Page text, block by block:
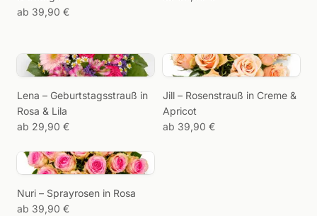
ab 39,90 €
Rosensträuße entdecken →
Lena – Geburtstagsstrauß in
Rosa & Lila
ab 29,90 €
Jill – Rosenstrauß in Creme &
Apricot
ab 39,90 €
Nuri – Sprayrosen in Rosa
ab 39,90 €
Laden Sie ein Foto von
Arrangement hoch und
wir melden uns bei Ihnen
mit einem Angebot.